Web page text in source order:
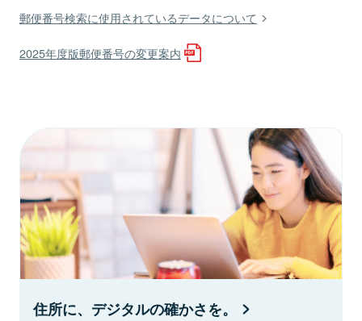
郵便番号検索に使用されているデータについて
2025年度版郵便番号の変更案内
住所に、デジタルの確かさを。